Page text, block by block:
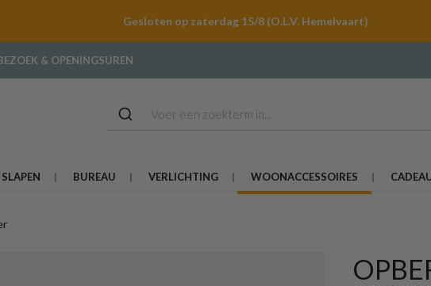
Gesloten op zaterdag 15/8 (O.L.V. Hemelvaart)
& OPENINGSUREN
SLAPEN BUREAU VERLICHTING WOONACCESSOIRES